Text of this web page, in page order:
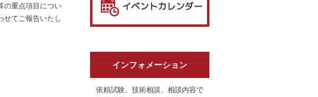
の重点項目につい
せてご報告いたし
インフォメーション
依頼試験、技術相談、相談内容で